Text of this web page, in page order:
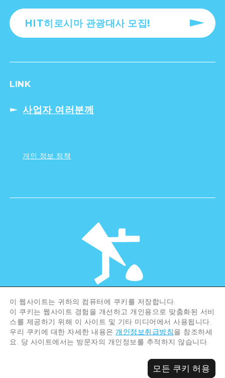
HIT히로시마 관광대사 모집!
LINK
사업자 여러분께
개인 정보 정책
©Hiroshima Tourism Association /
Hiroshima Prefecture / Hiroshima City .
All rights reserved
이 웹사이트는 귀하의 컴퓨터에 쿠키를 저장합니다.
이 쿠키는 웹사이트 경험을 개선하고 개인용으로 맞춤화된 서비
스를 제공하기 위해 이 사이트 및 기타 미디어에서 사용됩니다.
우리 쿠키에 대한 자세한 내용은개인정보취급방침을 참조하세
요. 당 사이트에서는 방문자의 개인정보를 추적하지 않습니다.
모든 쿠키 허용